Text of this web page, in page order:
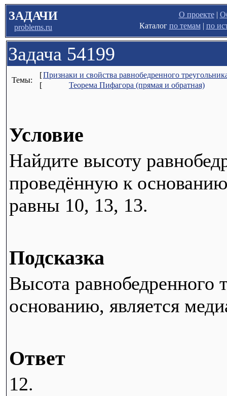
ЗАДАЧИ
problems.ru
О проекте|
Каталог по темам| по
Задача 54199
Темы:
[Признаки и свойства равнобедренного
[
Теорема Пифагора (прямая и обратная)
Условие
Найдите высоту
проведённую к
равны 10, 13, 13.
Подсказка
Высота равнобедренного
основанию, является
Ответ
12.